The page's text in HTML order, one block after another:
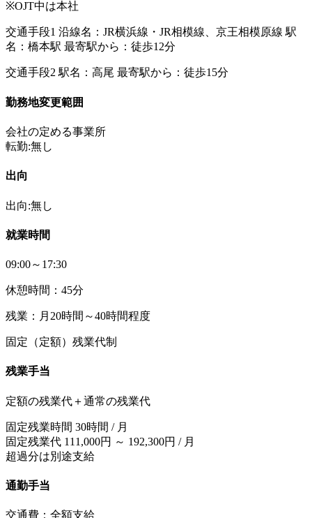
※OJT中は本社
交通手段1 沿線名：JR横浜線・JR相模線、京王相模原線 駅
名：橋本駅 最寄駅から：徒歩12分
交通手段2 駅名：高尾 最寄駅から：徒歩15分
勤務地変更範囲
会社の定める事業所
転勤:無し
出向
出向:無し
就業時間
09:00～17:30
休憩時間：45分
残業：月20時間～40時間程度
固定（定額）残業代制
残業手当
定額の残業代＋通常の残業代
固定残業時間 30時間 / 月
固定残業代 111,000円 ～ 192,300円 / 月
超過分は別途支給
通勤手当
交通費：全額支給